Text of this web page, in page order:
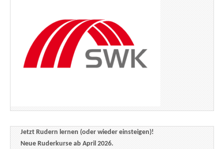
Jetzt Rudern lernen (oder wieder einsteigen)!
Neue Ruderkurse ab April 2026.